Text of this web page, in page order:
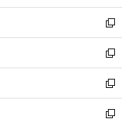
開
く
ウ
で
開
く
ン
ド
ウ
で
開
く
ウ
ィ
ン
ド
ウ
で
開
く
新
し
い
ウ
ィ
ン
ド
新
し
い
ウ
ィ
新
し
い
新